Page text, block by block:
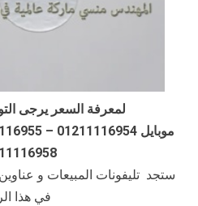
لمعرفة السعر يرجى
ستجد تليفونات المبيعات و
في هذا